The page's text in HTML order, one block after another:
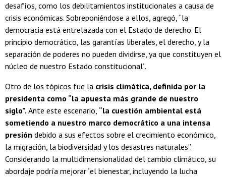
desafíos, como los debilitamientos institucionales a causa de
crisis económicas. Sobreponiéndose a ellos, agregó, “la
democracia está entrelazada con el Estado de derecho. El
principio democrático, las garantías liberales, el derecho, y la
separación de poderes no pueden dividirse, ya que constituyen el
núcleo de nuestro Estado constitucional”.
Otro de los tópicos fue la crisis climática, definida por la
presidenta como “la apuesta más grande de nuestro
siglo”. Ante este escenario, “la cuestión ambiental está
sometiendo a nuestro marco democrático a una intensa
presión debido a sus efectos sobre el crecimiento económico,
la migración, la biodiversidad y los desastres naturales”.
Considerando la multidimensionalidad del cambio climático, su
abordaje podría mejorar “el bienestar, incluyendo la lucha